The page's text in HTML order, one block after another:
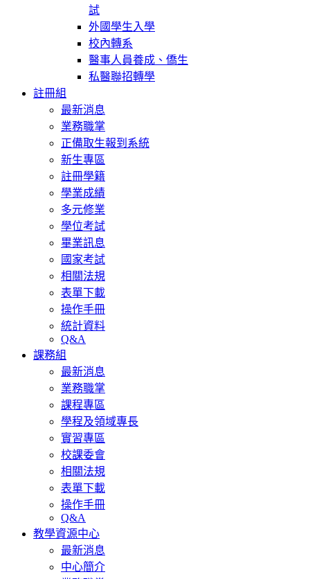
試
外國學生入學
校內轉系
醫事人員養成、僑生
私醫聯招轉學
註冊組
最新消息
業務職掌
正備取生報到系統
新生專區
註冊學籍
學業成績
多元修業
學位考試
畢業訊息
國家考試
相關法規
表單下載
操作手冊
統計資料
Q&A
課務組
最新消息
業務職掌
課程專區
學程及領域專長
實習專區
校課委會
相關法規
表單下載
操作手冊
Q&A
教學資源中心
最新消息
中心簡介